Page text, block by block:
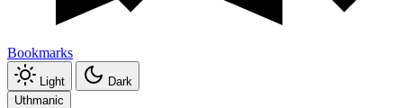
Bookmarks
Light
Dark
Uthmanic